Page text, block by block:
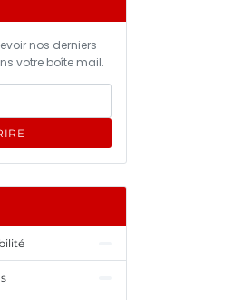
nos derniers
votre boîte mail.